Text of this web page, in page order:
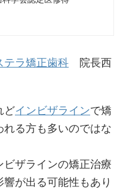
テラ矯正歯科 院長西
どインビザラインで矯
る方も多いのではな
ザラインの矯正治療
が出る可能性もあり